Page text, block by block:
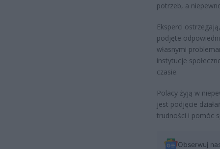
potrzeb, a
Eksperci
podjęte
własnymi
instytucje
czasie.
Polacy żyją w
jest podjęcie
trudności i pomóc
Obserwuj